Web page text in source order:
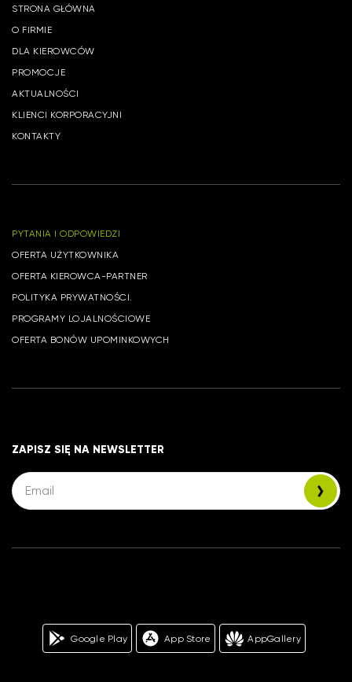
STRONA GŁÓWNA
O FIRMIE
DLA KIEROWCÓW
PROMOCJE
AKTUALNOŚCI
KLIENCI KORPORACYJNI
KONTAKTY
PYTANIA I ODPOWIEDZI
OFERTA UŻYTKOWNIKA
OFERTA KIEROWCA-PARTNER
POLITYKA PRYWATNOŚCI.
PROGRAMY LOJALNOŚCIOWE
OFERTA BONÓW UPOMINKOWYCH
ZAPISZ SIĘ NA NEWSLETTER
Google Play App Store AppGallery